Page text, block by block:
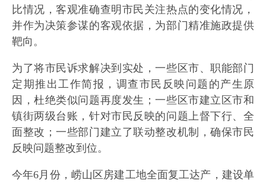
比情况，客观准确查明市民关注热点的变化情况，
并作为决策参谋的客观依据，为部门精准施政提供
靶向。
为了将市民诉求解决到实处，一些区市、职能部门
定期推出工作简报，调查市民反映问题的产生原
因，杜绝类似问题再度发生；一些区市建立区市和
镇街两级台账，针对市民反映的问题上督下行、全
面整改；一些部门建立了联动整改机制，确保市民
反映问题整改到位。
今年6月份，崂山区房建工地全面复工达产，建设单